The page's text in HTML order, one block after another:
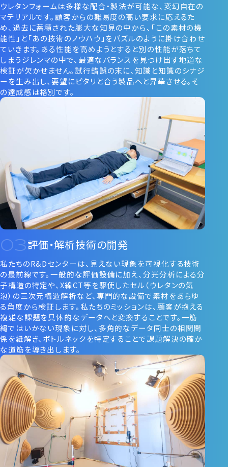
ウレタンフォームは多様な配合・製法が可能な、変幻自在の
マテリアルです。顧客からの難易度の高い要求に応えるた
め、過去に蓄積された膨大な知見の中から、「この素材の機
能性」と「あの技術のノウハウ」をパズルのように掛け合わせ
ていきます。ある性能を高めようとすると別の性能が落ちて
しまうジレンマの中で、最適なバランスを見つけ出す地道な
検証が欠かせません。試行錯誤の末に、知識と知識のシナジ
ーを生み出し、要望にピタリと合う製品へと昇華させる。そ
の達成感は格別です。
評価・解析技術の開発
私たちのR&Dセンターは、見えない現象を可視化する技術
の最前線です。一般的な評価設備に加え、分光分析による分
子構造の特定や、X線CT等を駆使したセル（ウレタンの気
泡）の三次元構造解析など、専門的な設備で素材をあらゆ
る角度から検証します。私たちのミッションは、顧客が抱える
複雑な課題を具体的なデータへと変換することです。一筋
縄ではいかない現象に対し、多角的なデータ同士の相関関
係を紐解き、ボトルネックを特定することで課題解決の確か
な道筋を導き出します。